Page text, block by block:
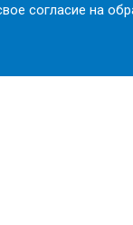
согласие на